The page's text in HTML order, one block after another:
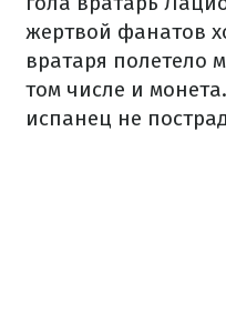
жертвой фанатов
вратаря полетело
том числе и
испанец не